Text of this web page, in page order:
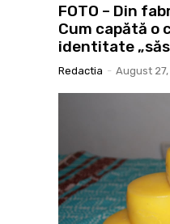
FOTO – Din
Cum capătă o
identitate
Redactia - August 27,